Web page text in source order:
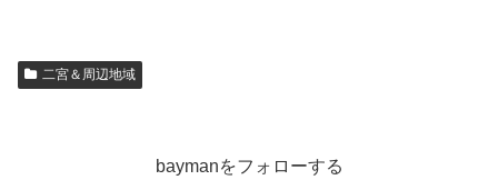
二宮＆周辺地域
baymanをフォローする